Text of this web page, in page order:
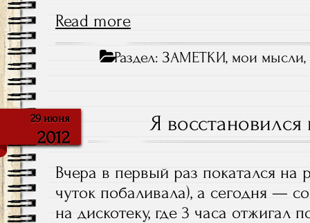
Read more
Раздел:ЗАМЕТКИ, мои мысли,
29 июня
2012
Я
Вчера в первый раз покатался на
чуток побаливала), а сегодня —
на дискотеку, где 3 часа отжигал